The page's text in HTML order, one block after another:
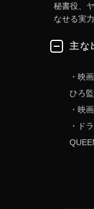
秘書役、
なせる実力
主な
・映
ひろ
・映
・ド